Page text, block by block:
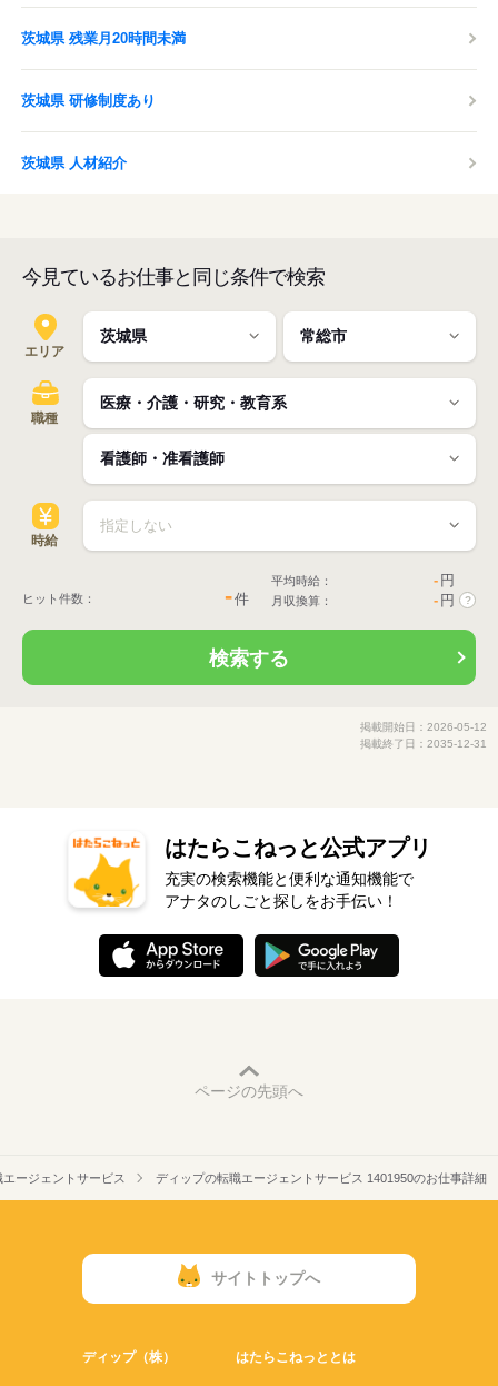
茨城県 残業月20時間未満
茨城県 研修制度あり
茨城県 人材紹介
今見ているお仕事と同じ条件で検索
エリア
職種
時給
ヒット件数： -件
平均時給： - 円
月収換算： - 円 ?
検索する
掲載開始日：2026-05-12
掲載終了日：2035-12-31
はたらこねっと公式アプリ
充実の検索機能と便利な通知機能で
アナタのしごと探しをお手伝い！
ページの先頭へ
ージェントサービス ディップの転職エージェントサービス 1401950のお仕事詳細
サイトトップへ
ディップ（株） はたらこねっととは